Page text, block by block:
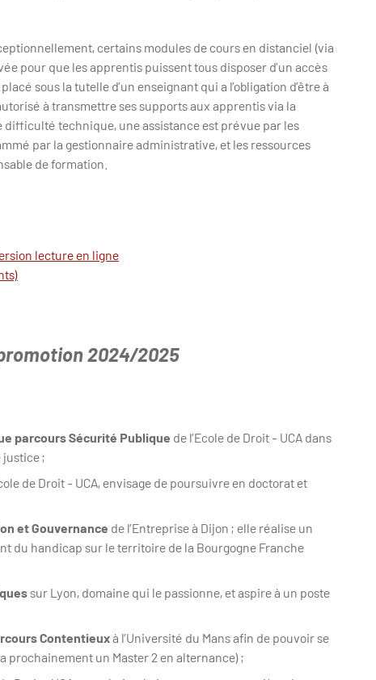
certains modules de cours en distanciel (via
pour que les apprentis puissent tous disposer d’un accès
sous la tutelle d’un enseignant qui a l’obligation d’être à
à transmettre ses supports aux apprentis via la
difficulté technique, une assistance est prévue par les
par la gestionnaire administrative, et les ressources
de formation.
lecture en ligne
2024/2025
parcours Sécurité Publique de l’Ecole de Droit - UCA dans
justice ;
de Droit - UCA, envisage de poursuivre en doctorat et
et Gouvernance de l’Entreprise à Dijon ; elle réalise un
du handicap sur le territoire de la Bourgogne Franche
sur Lyon, domaine qui le passionne, et aspire à un poste
Contentieuxà l’Université du Mans afin de pouvoir se
un Master 2 en alternance) ;